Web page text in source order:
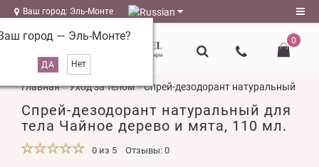
Ваш город: Эль-Монте
город — Эль-Монте?
Регистрация
Авторизация
magazin@l-
naturel.ru
0
Главная Уход за телом Спрей-дезодорант натуральный
Спрей-дезодорант натуральный для
тела Чайное дерево и мята, 110 мл.
0 из 5 Отзывы: 0